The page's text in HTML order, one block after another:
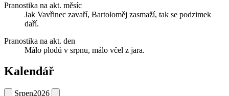
Pranostika na akt. měsíc
Jak Vavřinec zavaří, Bartoloměj zasmaží, tak se podzimek
daří.
Pranostika na akt. den
Málo plodů v srpnu, málo včel z jara.
Kalendář
Srpen2026